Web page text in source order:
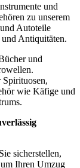
und
zu unserem
Autoteile
Antiquitäten.
und
wie Käfige und
sicherstellen,
Ihren Umzug